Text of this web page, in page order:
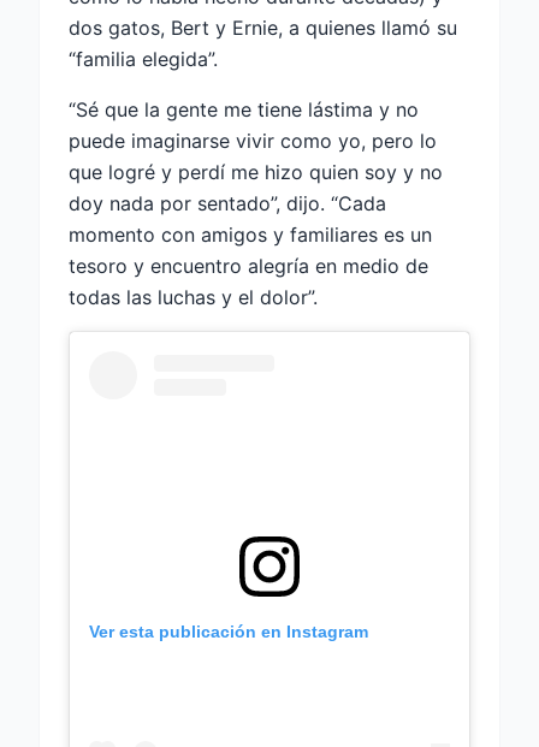
dos gatos, Bert y Ernie, a quienes llamó su
“familia elegida”.
“Sé que la gente me tiene lástima y no
puede imaginarse vivir como yo, pero lo
que logré y perdí me hizo quien soy y no
doy nada por sentado”, dijo. “Cada
momento con amigos y familiares es un
tesoro y encuentro alegría en medio de
todas las luchas y el dolor”.
Ver esta publicación en Instagram